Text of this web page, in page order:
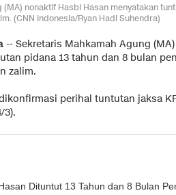
nonaktif Hasbi Hasan menyatakan
(CNN Indonesia/Ryan Hadi Suhendra)
-- Sekretaris Mahkamah Agung
pidana 13 tahun dan 8 bulan
zalim.
perihal tuntutan jaksa
3).
Dituntut 13 Tahun dan 8 Bulan